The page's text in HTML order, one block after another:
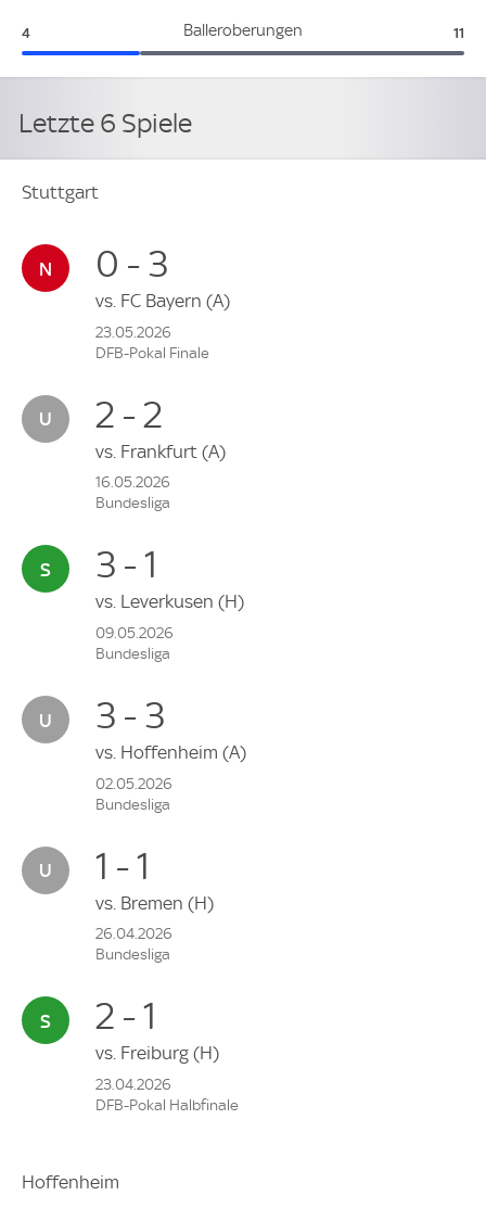
Balleroberungen
Stuttgart:
4 11
Letzte 6 Spiele
Stuttgart
0 - 3
vs. FC Bayern (A)
23.05.2026
DFB-Pokal Finale
2 - 2
vs. Frankfurt (A)
16.05.2026
Bundesliga
3 - 1
vs. Leverkusen (H)
09.05.2026
Bundesliga
3 - 3
vs. Hoffenheim (A)
02.05.2026
Bundesliga
1 - 1
vs. Bremen (H)
26.04.2026
Bundesliga
2 - 1
vs. Freiburg (H)
23.04.2026
DFB-Pokal Halbfinale
Hoffenheim